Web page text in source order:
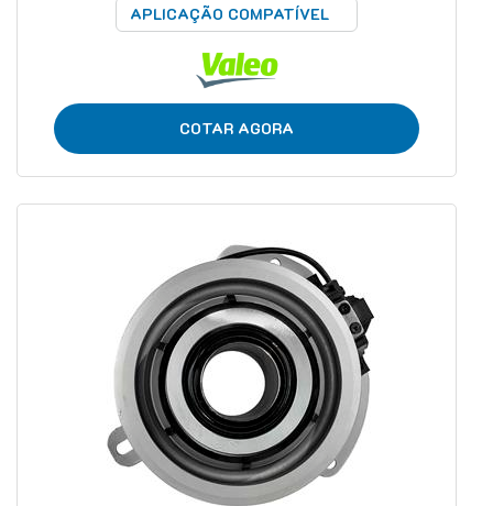
APLICAÇÃO COMPATÍVEL
COTAR AGORA